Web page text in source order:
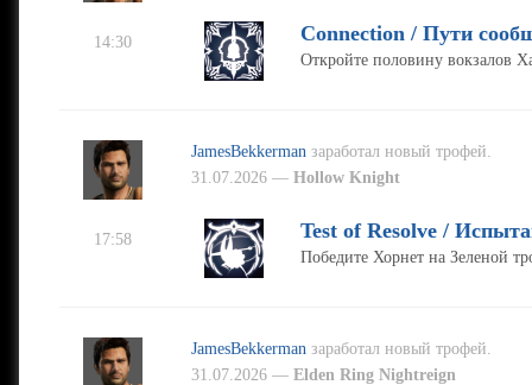
14:30 Connection / Пути
Откройте половину вокзалов
JamesBekkerman заработал новый трофей.
31.07.2026 —Hollow Knight
17:58 Test of Resolve /
Победите Хорнет на Зеленой
JamesBekkerman заработал новый трофей.
31.07.2026 —Elden Ring Nightreign